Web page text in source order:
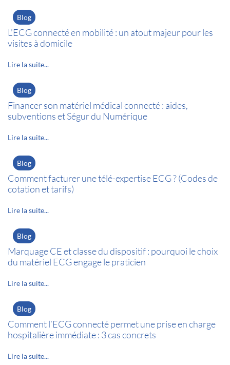
Blog
L’ECG connecté en mobilité : un atout majeur pour les
visites à domicile
Lire la suite...
Blog
Financer son matériel médical connecté : aides,
subventions et Ségur du Numérique
Lire la suite...
Blog
Comment facturer une télé-expertise ECG ? (Codes de
cotation et tarifs)
Lire la suite...
Blog
Marquage CE et classe du dispositif : pourquoi le choix
du matériel ECG engage le praticien
Lire la suite...
Blog
Comment l’ECG connecté permet une prise en charge
hospitalière immédiate : 3 cas concrets
Lire la suite...